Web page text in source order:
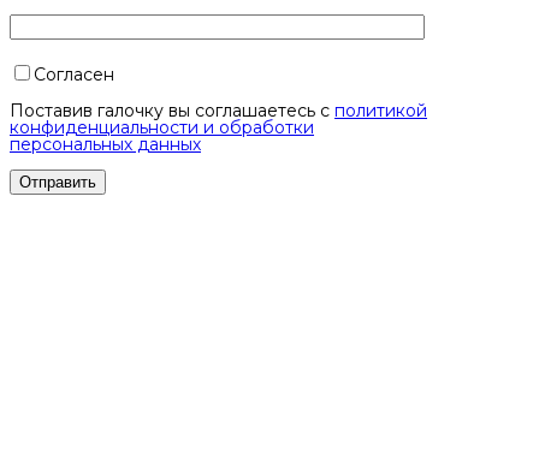
Согласен
Поставив галочку вы соглашаетесь с политикой
конфиденциальности и обработки
персональных данных